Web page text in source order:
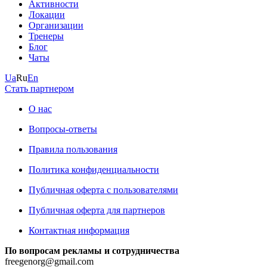
Активности
Локации
Организации
Тренеры
Блог
Чаты
UaRuEn
Стать партнером
О нас
Вопросы-ответы
Правила пользования
Политика конфиденциальности
Публичная оферта с пользователями
Публичная оферта для партнеров
Контактная информация
По вопросам рекламы и сотрудничества
freegenorg@gmail.com